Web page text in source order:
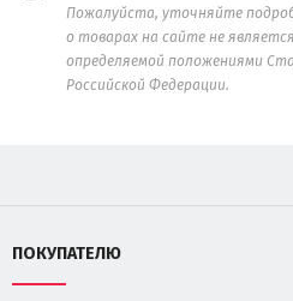
Пожалуйста, уточняйте
о товарах на сайте не
определяемой положениями
Российской Федерации.
ПОКУПАТЕЛЮ